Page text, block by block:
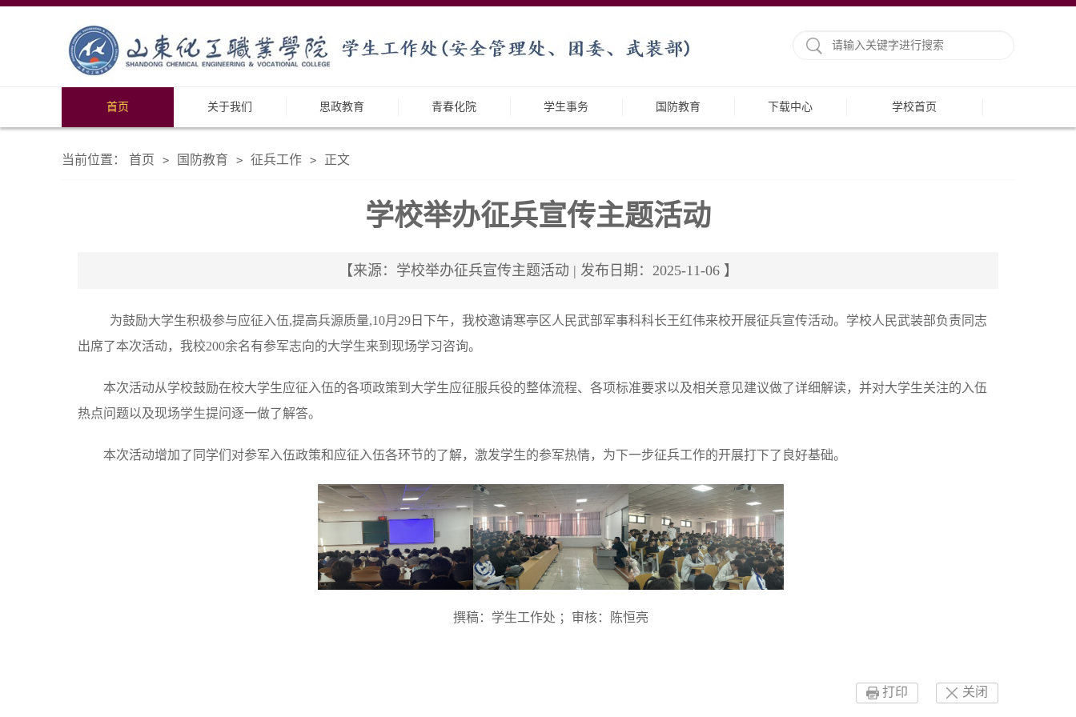
首页 关于我们 思政教育 青春化院 学生事务 国防教育 下载中心 学校首页
当前位置： 首页 > 国防教育 > 征兵工作 > 正文
学校举办征兵宣传主题活动
【来源：学校举办征兵宣传主题活动 | 发布日期：2025-11-06 】
为鼓励大学生积极参与应征入伍,提高兵源质量,10月29日下午，我校邀请寒亭区人民武部军事科科长王红伟来校开展征兵宣传活动。学校人民武装部负责同志
出席了本次活动，我校200余名有参军志向的大学生来到现场学习咨询。
本次活动从学校鼓励在校大学生应征入伍的各项政策到大学生应征服兵役的整体流程、各项标准要求以及相关意见建议做了详细解读，并对大学生关注的入伍
热点问题以及现场学生提问逐一做了解答。
本次活动增加了同学们对参军入伍政策和应征入伍各环节的了解，激发学生的参军热情，为下一步征兵工作的开展打下了良好基础。
撰稿：学生工作处 ；审核：陈恒亮
关闭
打印